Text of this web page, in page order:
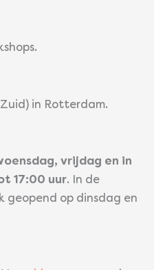
in Rotterdam.
vrijdag en in
17:00 uur. In de
geopend op dinsdag en